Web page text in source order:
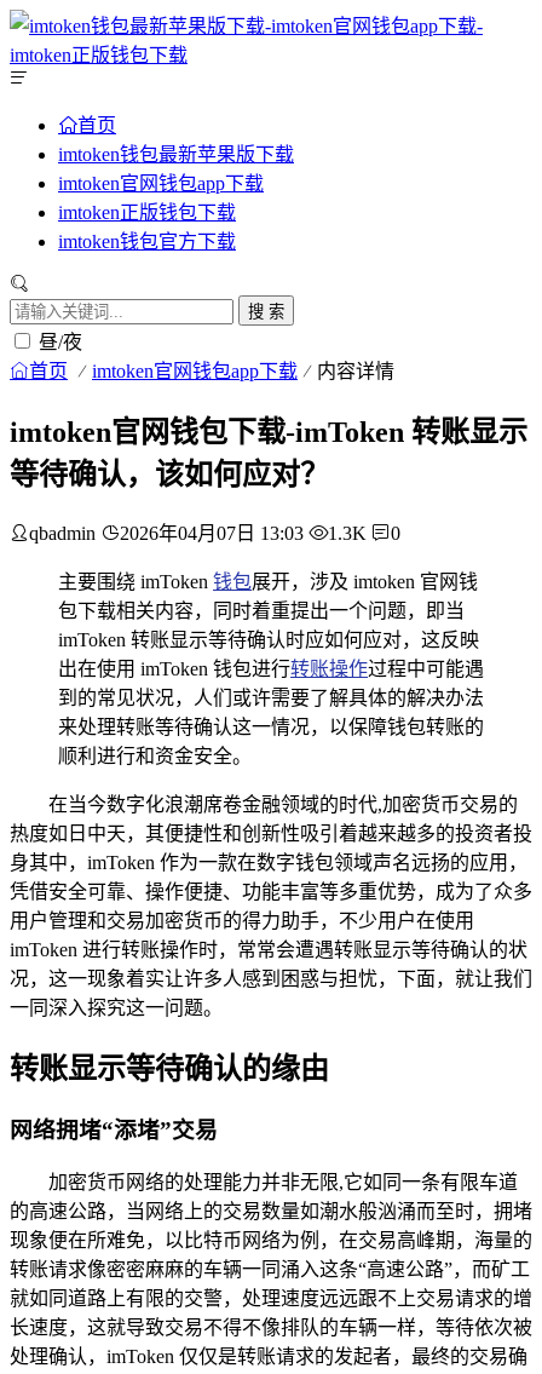
首页
imtoken钱包最新苹果版下载
imtoken官网钱包app下载
imtoken正版钱包下载
imtoken钱包官方下载
搜 索
昼/夜
首页 imtoken官网钱包app下载 内容详情
imtoken官网钱包下载-imToken 转账显示
等待确认，该如何应对？
qbadmin 2026年04月07日 13:03 1.3K 0
主要围绕 imToken 钱包展开，涉及 imtoken 官网钱
包下载相关内容，同时着重提出一个问题，即当
imToken 转账显示等待确认时应如何应对，这反映
出在使用 imToken 钱包进行转账操作过程中可能遇
到的常见状况，人们或许需要了解具体的解决办法
来处理转账等待确认这一情况，以保障钱包转账的
顺利进行和资金安全。
在当今数字化浪潮席卷金融领域的时代,加密货币交易的
热度如日中天，其便捷性和创新性吸引着越来越多的投资者投
身其中，imToken 作为一款在数字钱包领域声名远扬的应用，
凭借安全可靠、操作便捷、功能丰富等多重优势，成为了众多
用户管理和交易加密货币的得力助手，不少用户在使用
imToken 进行转账操作时，常常会遭遇转账显示等待确认的状
况，这一现象着实让许多人感到困惑与担忧，下面，就让我们
一同深入探究这一问题。
转账显示等待确认的缘由
网络拥堵“添堵”交易
加密货币网络的处理能力并非无限,它如同一条有限车道
的高速公路，当网络上的交易数量如潮水般汹涌而至时，拥堵
现象便在所难免，以比特币网络为例，在交易高峰期，海量的
转账请求像密密麻麻的车辆一同涌入这条“高速公路”，而矿工
就如同道路上有限的交警，处理速度远远跟不上交易请求的增
长速度，这就导致交易不得不像排队的车辆一样，等待依次被
处理确认，imToken 仅仅是转账请求的发起者，最终的交易确